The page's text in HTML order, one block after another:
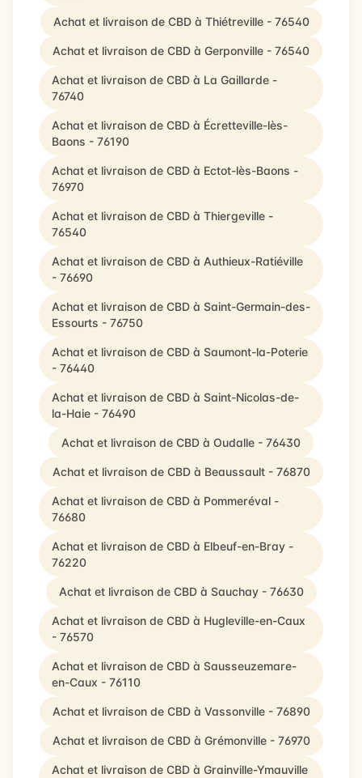
Achat et livraison de CBD à Thiétreville - 76540
Achat et livraison de CBD à Gerponville - 76540
Achat et livraison de CBD à La Gaillarde -
76740
Achat et livraison de CBD à Écretteville-lès-
Baons - 76190
Achat et livraison de CBD à Ectot-lès-Baons -
76970
Achat et livraison de CBD à Thiergeville -
76540
Achat et livraison de CBD à Authieux-Ratiéville
- 76690
Achat et livraison de CBD à Saint-Germain-des-
Essourts - 76750
Achat et livraison de CBD à Saumont-la-Poterie
- 76440
Achat et livraison de CBD à Saint-Nicolas-de-
la-Haie - 76490
Achat et livraison de CBD à Oudalle - 76430
Achat et livraison de CBD à Beaussault - 76870
Achat et livraison de CBD à Pommeréval -
76680
Achat et livraison de CBD à Elbeuf-en-Bray -
76220
Achat et livraison de CBD à Sauchay - 76630
Achat et livraison de CBD à Hugleville-en-Caux
- 76570
Achat et livraison de CBD à Sausseuzemare-
en-Caux - 76110
Achat et livraison de CBD à Vassonville - 76890
Achat et livraison de CBD à Grémonville - 76970
Achat et livraison de CBD à Grainville-Ymauville